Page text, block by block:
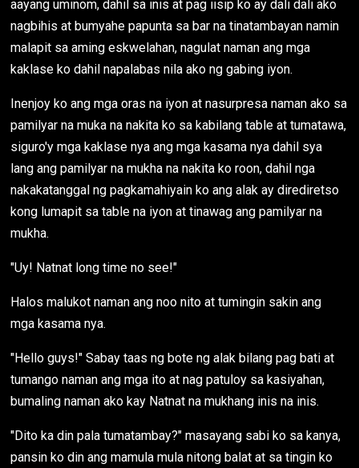
aayang uminom, dahil sa inis at pag iisip ko ay dali dali ako
nagbihis at bumyahe papunta sa bar na tinatambayan namin
malapit sa aming eskwelahan, nagulat naman ang mga
kaklase ko dahil napalabas nila ako ng gabing iyon.
Inenjoy ko ang mga oras na iyon at nasurpresa naman ako sa
pamilyar na muka na nakita ko sa kabilang table at tumatawa,
siguro'y mga kaklase nya ang mga kasama nya dahil sya
lang ang pamilyar na mukha na nakita ko roon, dahil nga
nakakatanggal ng pagkamahiyain ko ang alak ay dirediretso
kong lumapit sa table na iyon at tinawag ang pamilyar na
mukha.
"Uy! Natnat long time no see!"
Halos malukot naman ang noo nito at tumingin sakin ang
mga kasama nya.
"Hello guys!" Sabay taas ng bote ng alak bilang pag bati at
tumango naman ang mga ito at nag patuloy sa kasiyahan,
bumaling naman ako kay Natnat na mukhang inis na inis.
"Dito ka din pala tumatambay?" masayang sabi ko sa kanya,
pansin ko din ang mamula mula nitong balat at sa tingin ko